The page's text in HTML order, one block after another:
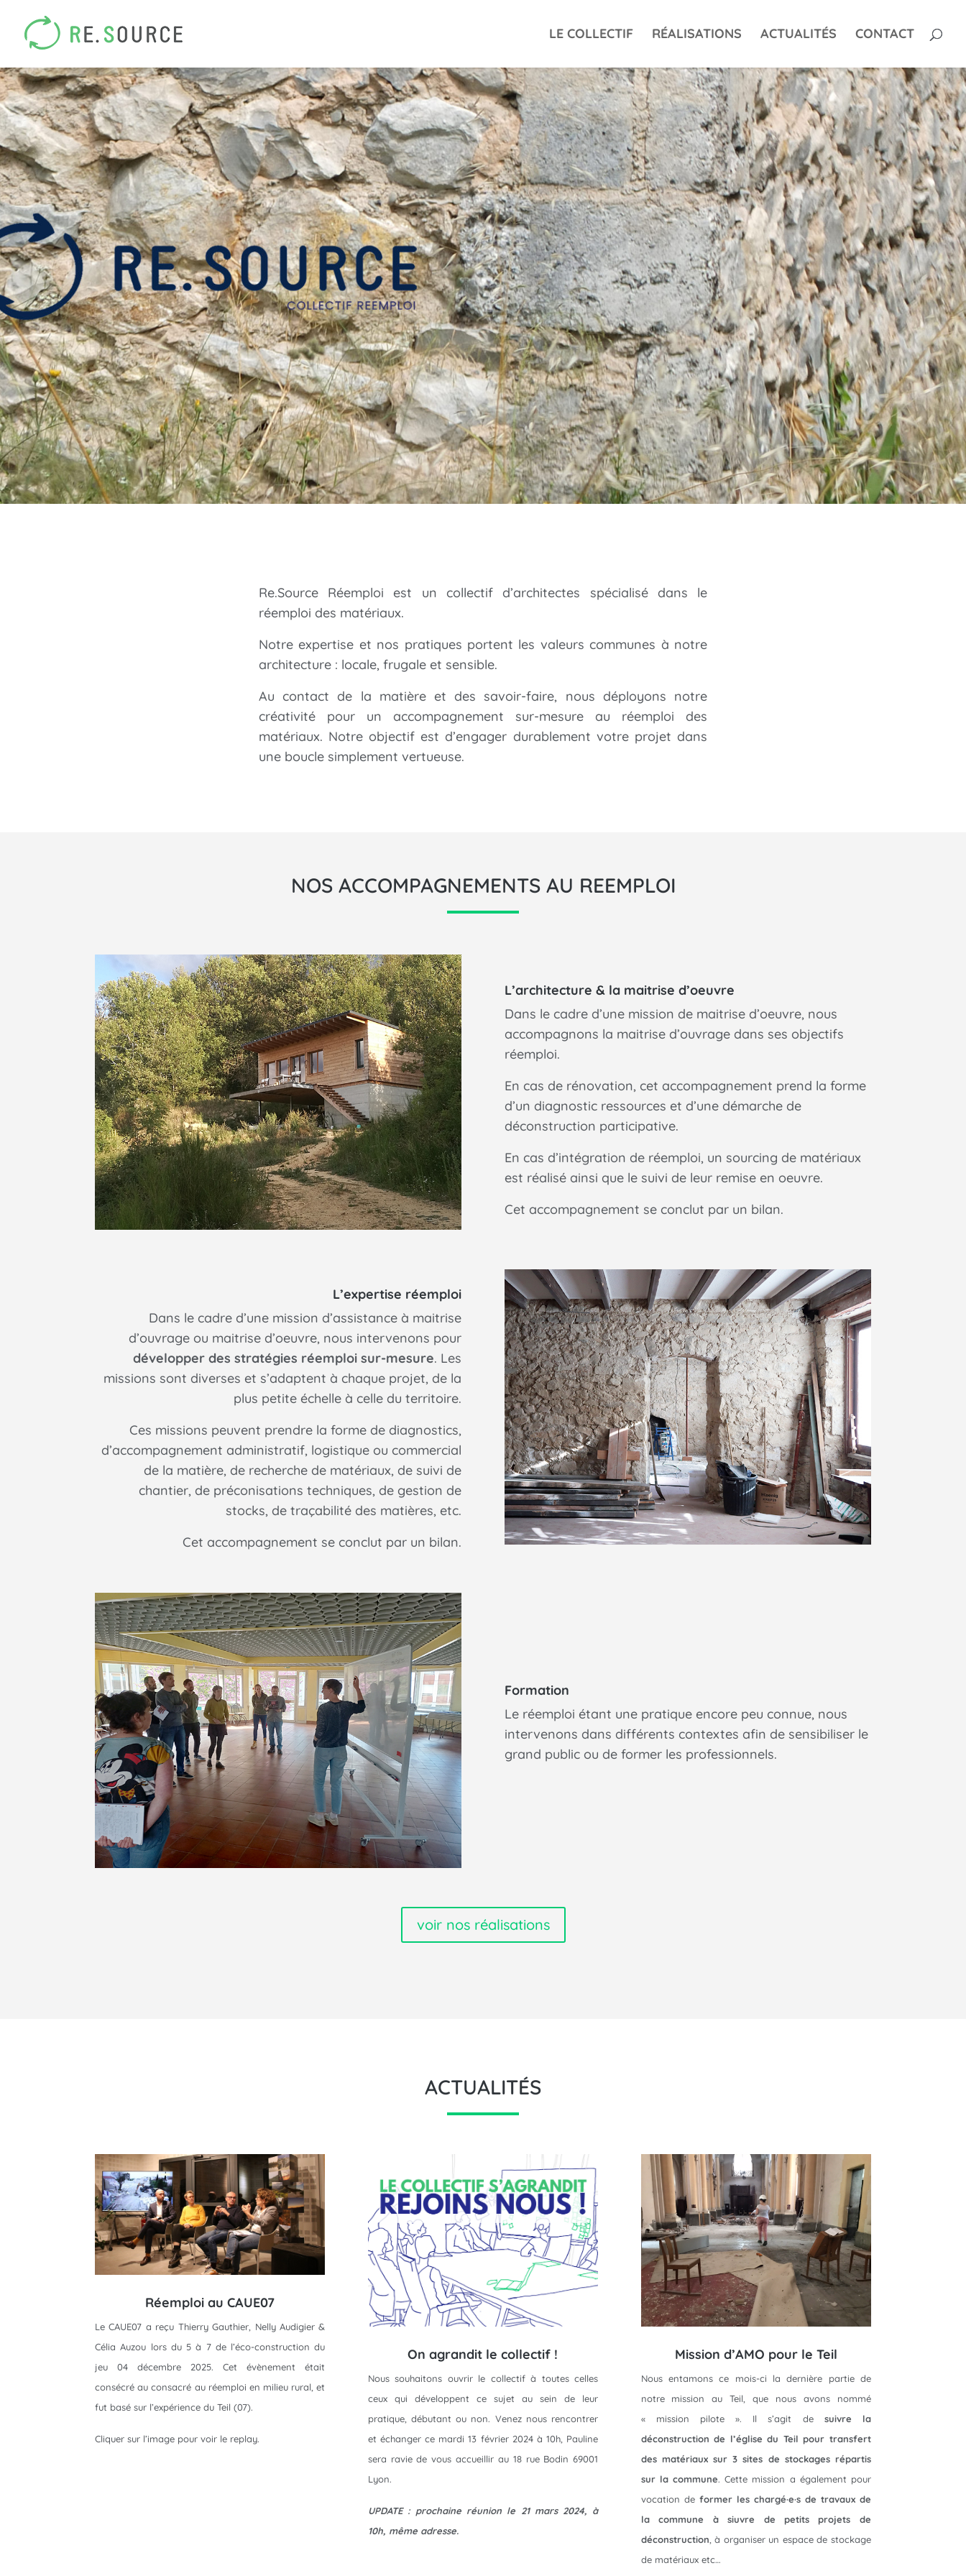
LE COLLECTIF RÉALISATIONS ACTUALITÉS CONTACT
Re.Source Réemploi est un collectif d’architectes spécialisé dans le
réemploi des matériaux.
Notre expertise et nos pratiques portent les valeurs communes à notre
architecture : locale, frugale et sensible.
Au contact de la matière et des savoir-faire, nous déployons notre
créativité pour un accompagnement sur-mesure au réemploi des
matériaux. Notre objectif est d’engager durablement votre projet dans
une boucle simplement vertueuse.
NOS ACCOMPAGNEMENTS AU REEMPLOI
L’architecture & la maitrise d’oeuvre
Dans le cadre d’une mission de maitrise d’oeuvre, nous
accompagnons la maitrise d’ouvrage dans ses objectifs
réemploi.
En cas de rénovation, cet accompagnement prend la forme
d’un diagnostic ressources et d’une démarche de
déconstruction participative.
En cas d’intégration de réemploi, un sourcing de matériaux
est réalisé ainsi que le suivi de leur remise en oeuvre.
Cet accompagnement se conclut par un bilan.
L’expertise réemploi
Dans le cadre d’une mission d’assistance à maitrise
d’ouvrage ou maitrise d’oeuvre, nous intervenons pour
développer des stratégies réemploi sur-mesure. Les
missions sont diverses et s’adaptent à chaque projet, de la
plus petite échelle à celle du territoire.
Ces missions peuvent prendre la forme de diagnostics,
d’accompagnement administratif, logistique ou commercial
de la matière, de recherche de matériaux, de suivi de
chantier, de préconisations techniques, de gestion de
stocks, de traçabilité des matières, etc.
Cet accompagnement se conclut par un bilan.
Formation
Le réemploi étant une pratique encore peu connue, nous
intervenons dans différents contextes afin de sensibiliser le
grand public ou de former les professionnels.
voir nos réalisations
ACTUALITÉS
Réemploi au CAUE07
Le CAUE07 a reçu Thierry Gauthier, Nelly Audigier &
Célia Auzou lors du 5 à 7 de l’éco-construction du
jeu 04 décembre 2025. Cet évènement était
consécré au consacré au réemploi en milieu rural, et
fut basé sur l’expérience du Teil (07).
Cliquer sur l’image pour voir le replay.
On agrandit le collectif !
Nous souhaitons ouvrir le collectif à toutes celles
ceux qui développent ce sujet au sein de leur
pratique, débutant ou non. Venez nous rencontrer
et échanger ce mardi 13 février 2024 à 10h, Pauline
sera ravie de vous accueillir au 18 rue Bodin 69001
Lyon.
UPDATE : prochaine réunion le 21 mars 2024, à
10h, même adresse.
Mission d’AMO pour le Teil
Nous entamons ce mois-ci la dernière partie de
notre mission au Teil, que nous avons nommé
« mission pilote ». Il s’agit de suivre la
déconstruction de l’église du Teil pour transfert
des matériaux sur 3 sites de stockages répartis
sur la commune. Cette mission a également pour
vocation de former les chargé·e·s de travaux de
la commune à siuvre de petits projets de
déconstruction , à organiser un espace de stockage
de matériaux etc…